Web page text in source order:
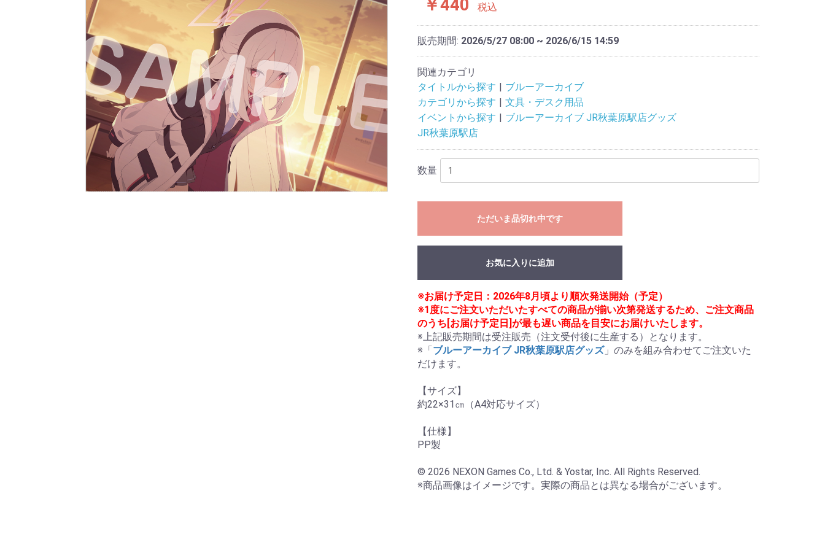
￥440 税込
販売期間: 2026/5/27 08:00 ~ 2026/6/15 14:59
関連カテゴリ
タイトルから探す
ブルーアーカイブ
カテゴリから探す
文具・デスク用品
イベントから探す
ブルーアーカイブ JR秋葉原駅店グッズ
JR秋葉原駅店
数量
ただいま品切れ中です
お気に入りに追加
※お届け予定日：2026年8月頃より順次発送開始（予定）
※1度にご注文いただいたすべての商品が揃い次第発送するため、ご注文商品
のうち[お届け予定日]が最も遅い商品を目安にお届けいたします。
※上記販売期間は受注販売（注文受付後に生産する）となります。
※「ブルーアーカイブ JR秋葉原駅店グッズ」のみを組み合わせてご注文いた
だけます。
【サイズ】
約22×31㎝（A4対応サイズ）
【仕様】
PP製
© 2026 NEXON Games Co., Ltd. & Yostar, Inc. All Rights Reserved.
※商品画像はイメージです。実際の商品とは異なる場合がございます。